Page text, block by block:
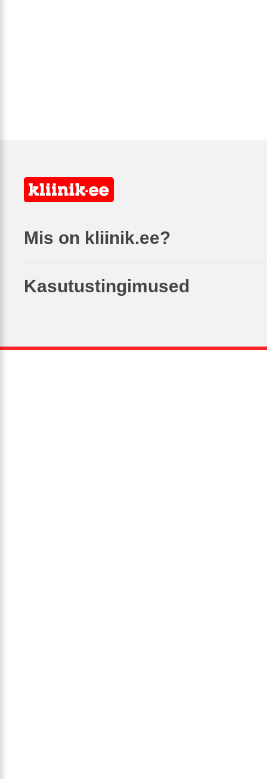
Mis on kliinik.ee?
Kasutustingimused